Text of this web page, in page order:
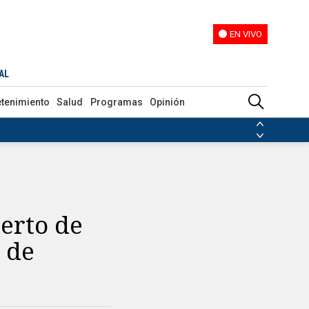
EN VIVO
Salud Programas Opinión
de